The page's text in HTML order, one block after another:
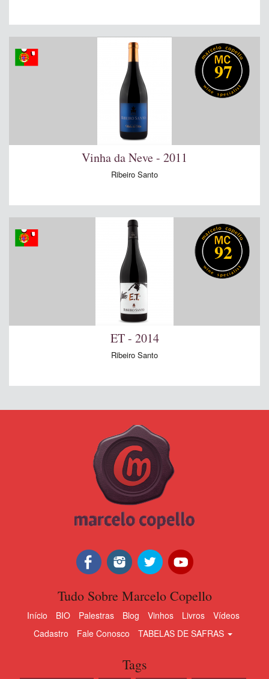
97
Vinha da Neve - 2011
Ribeiro Santo
92
ET - 2014
Ribeiro Santo
Tudo Sobre Marcelo Copello
Início BIO Palestras Blog Vinhos Livros
Vídeos
Cadastro
Fale Conosco TABELAS DE SAFRAS
Tags